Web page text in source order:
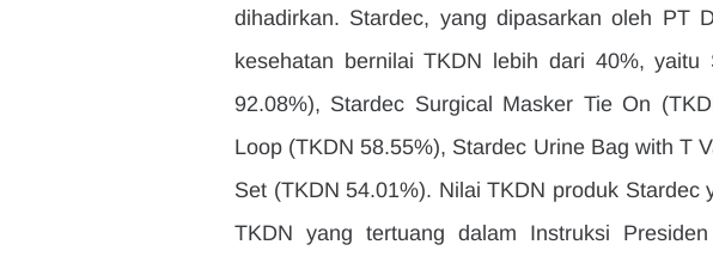
dihadirkan. Stardec, yang dipasarkan oleh PT
kesehatan bernilai TKDN lebih dari 40%,
92.08%), Stardec Surgical Masker Tie On
Loop (TKDN 58.55%), Stardec Urine Bag with T
Set (TKDN 54.01%). Nilai TKDN produk
TKDN yang tertuang dalam Instruksi